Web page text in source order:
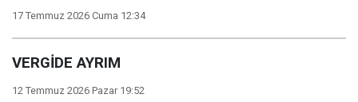
17 Temmuz 2026 Cuma 12:34
VERGİDE AYRIM
12 Temmuz 2026 Pazar 19:52